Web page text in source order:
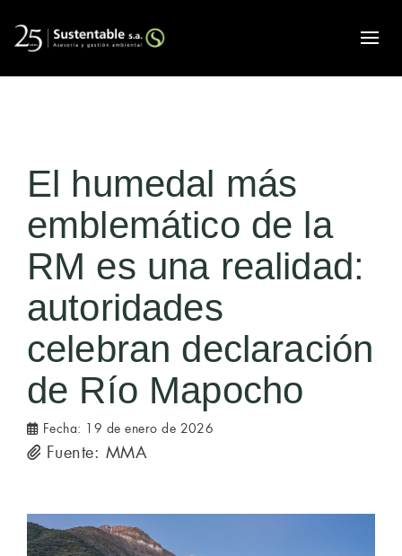
El humedal más
emblemático de la
RM es una realidad:
autoridades
celebran declaración
de Río Mapocho
Fecha: 19 de enero de 2026
Fuente: MMA